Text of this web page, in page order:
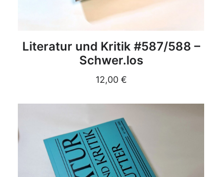
DETAILS
Literatur und Kritik #587/588 –
Schwer.los
12,00 €